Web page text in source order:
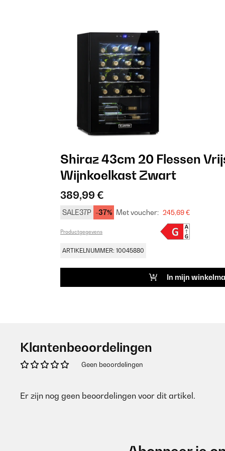
Shiraz 43cm 20 Flessen
Wijnkoelkast Zwart
389,99 €
SALE37P -37% Met voucher: 245,69 €
Productgegevens
ARTIKELNUMMER: 10045880
In mijn
Klantenbeoordelingen
Geen beoordelingen
Er zijn nog geen beoordelingen voor dit artikel.